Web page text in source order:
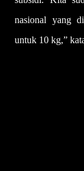
nasional yang
untuk 10 kg,”